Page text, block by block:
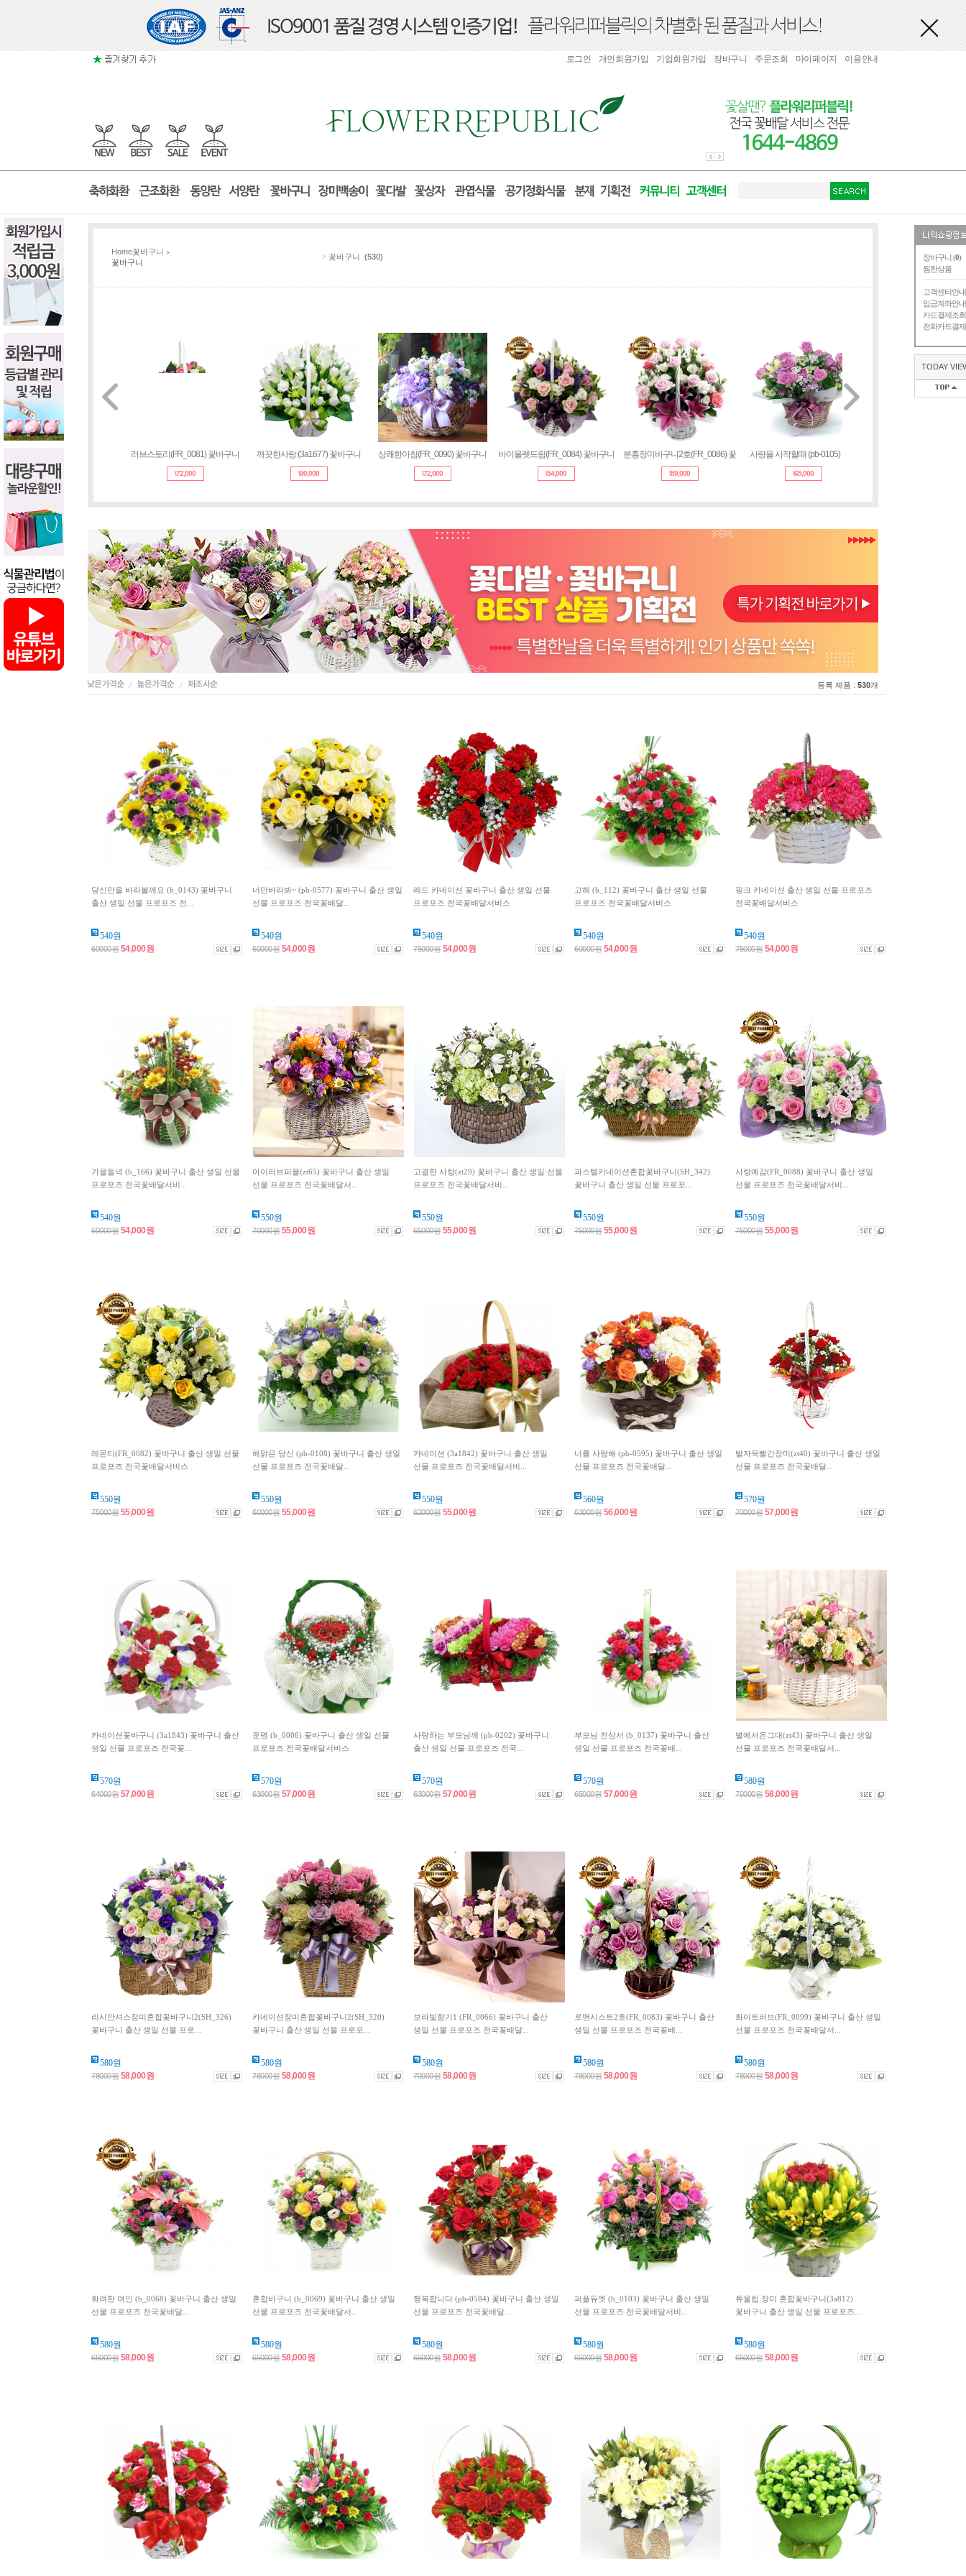
장바구니 (0)
찜한상품
고객센터안내
입금계좌안내
카드결제조회
전화카드결제
TODAY
로그인 개인회원가입 기업회원가입 장바구니 주문조회 마이페이지 이용안내
Home >
꽃바구니
꽃바구니
꽃바구니 (530)
러브스토리(FR_0081) 꽃바구니
\72,000
깨끗한사랑 (3a1677) 꽃바구니
\90,000
상쾌한아침(FR_0090) 꽃바구니
\72,000
바이올렛드림(FR_0084) 꽃바구니
\54,000
분홍장미바구니2호(FR_0086) 꽃
\59,000
사랑을 시작할때 (pb-0105) 꽃바
\65,000
등록 제품 : 530개
당신만을 바라볼께요 (b_0143) 꽃바구니
출산 생일 선물 프로포즈 전...
540원
60000원 54,000원
너만바라봐~ (pb-0577) 꽃바구니 출산 생일
선물 프로포즈 전국꽃배달...
540원
60000원 54,000원
레드 카네이션 꽃바구니 출산 생일 선물
프로포즈 전국꽃배달서비스
540원
75000원 54,000원
고해 (b_112) 꽃바구니 출산 생일 선물
프로포즈 전국꽃배달서비스
540원
60000원 54,000원
핑크 카네이션 출산 생일 선물 프로포즈
전국꽃배달서비스
540원
75000원 54,000원
가을들녁 (b_166) 꽃바구니 출산 생일 선물
프로포즈 전국꽃배달서비...
540원
60000원 54,000원
아이러브퍼플(zt65) 꽃바구니 출산 생일
선물 프로포즈 전국꽃배달서...
550원
70000원 55,000원
고결한 사랑(zt29) 꽃바구니 출산 생일 선물
프로포즈 전국꽃배달서비...
550원
65000원 55,000원
파스텔카네이션혼합꽃바구니(SH_342)
꽃바구니 출산 생일 선물 프로포...
550원
75000원 55,000원
사랑예감(FR_0088) 꽃바구니 출산 생일
선물 프로포즈 전국꽃배달서비...
550원
75000원 55,000원
레몬티(FR_0082) 꽃바구니 출산 생일 선물
프로포즈 전국꽃배달서비스
550원
75000원 55,000원
해맑은 당신 (pb-0108) 꽃바구니 출산 생일
선물 프로포즈 전국꽃배달...
550원
60000원 55,000원
카네이션 (3a1842) 꽃바구니 출산 생일
선물 프로포즈 전국꽃배달서비...
550원
62000원 55,000원
너를 사랑해 (pb-0595) 꽃바구니 출산 생일
선물 프로포즈 전국꽃배달...
560원
63000원 56,000원
발자욱빨간장미(zt40) 꽃바구니 출산 생일
선물 프로포즈 전국꽃배달...
570원
70000원 57,000원
카네이션꽃바구니 (3a1843) 꽃바구니 출산
생일 선물 프로포즈 전국꽃...
570원
64000원 57,000원
운명 (b_0006) 꽃바구니 출산 생일 선물
프로포즈 전국꽃배달서비스
570원
63000원 57,000원
사랑하는 부모님께 (pb-0202) 꽃바구니
출산 생일 선물 프로포즈 전국...
570원
63000원 57,000원
부모님 전상서 (b_0137) 꽃바구니 출산
생일 선물 프로포즈 전국꽃배...
570원
65000원 57,000원
별에서온그대(zt43) 꽃바구니 출산 생일
선물 프로포즈 전국꽃배달서...
580원
70000원 58,000원
리시안셔스장미혼합꽃바구니2(SH_326)
꽃바구니 출산 생일 선물 프로...
580원
78000원 58,000원
카네이션장미혼합꽃바구니2(SH_320)
꽃바구니 출산 생일 선물 프로포...
580원
78000원 58,000원
보라빛향기1 (FR_0066) 꽃바구니 출산
생일 선물 프로포즈 전국꽃배달...
580원
70000원 58,000원
로맨시스트2호(FR_0083) 꽃바구니 출산
생일 선물 프로포즈 전국꽃배...
580원
78000원 58,000원
화이트러브(FR_0099) 꽃바구니 출산 생일
선물 프로포즈 전국꽃배달서...
580원
78000원 58,000원
화려한 여인 (b_0068) 꽃바구니 출산 생일
선물 프로포즈 전국꽃배달...
580원
65000원 58,000원
혼합바구니 (b_0069) 꽃바구니 출산 생일
선물 프로포즈 전국꽃배달서...
580원
65000원 58,000원
행복합니다 (pb-0584) 꽃바구니 출산 생일
선물 프로포즈 전국꽃배달...
580원
65000원 58,000원
퍼플듀엣 (b_0103) 꽃바구니 출산 생일
선물 프로포즈 전국꽃배달서비...
580원
65000원 58,000원
튜울립 장미 혼합꽃바구니(3a812)
꽃바구니 출산 생일 선물 프로포즈...
580원
65000원 58,000원